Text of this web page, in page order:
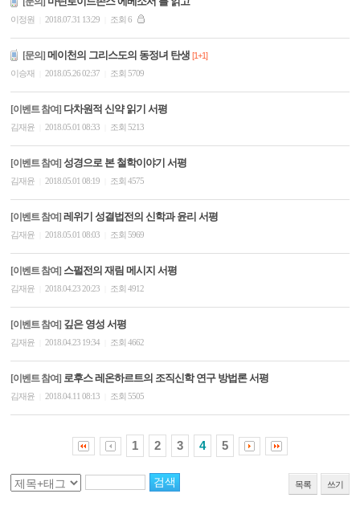
이정원 2018.07.31 13:29 조회 6
[문의] 메이천의 그리스도의 동정녀 탄생 [1+1]
이승재
2018.05.26 02:37 조회 5709
[이벤트 참여] 다차원적 신약 읽기 서평
김재윤 2018.05.01 08:33 조회 5213
[이벤트 참여] 성경으로 본 철학이야기 서평
김재윤 2018.05.01 08:19 조회 4575
[이벤트 참여] 레위기 성결법전의 신학과 윤리 서평
김재윤 2018.05.01 08:03 조회 5969
[이벤트 참여] 스펄전의 재림 메시지 서평
김재윤 2018.04.23 20:23 조회 4912
[이벤트 참여] 깊은 영성 서평
김재윤 2018.04.23 19:34 조회 4662
[이벤트 참여] 로후스 레온하르트의 조직신학 연구 방법론 서평
김재윤 2018.04.11 08:13 조회 5505
1 2 3 4 5
목록 쓰기